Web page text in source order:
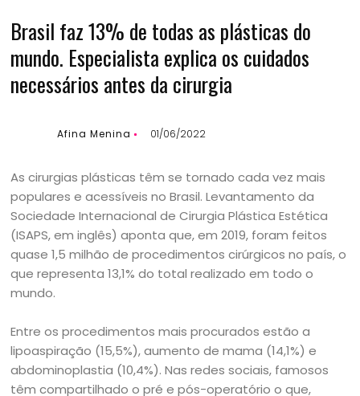
Brasil faz 13% de todas as plásticas do
mundo. Especialista explica os cuidados
necessários antes da cirurgia
Afina Menina 01/06/2022
As cirurgias plásticas têm se tornado cada vez mais
populares e acessíveis no Brasil. Levantamento da
Sociedade Internacional de Cirurgia Plástica Estética
(ISAPS, em inglês) aponta que, em 2019, foram feitos
quase 1,5 milhão de procedimentos cirúrgicos no país, o
que representa 13,1% do total realizado em todo o
mundo.
Entre os procedimentos mais procurados estão a
lipoaspiração (15,5%), aumento de mama (14,1%) e
abdominoplastia (10,4%). Nas redes sociais, famosos
têm compartilhado o pré e pós-operatório o que,